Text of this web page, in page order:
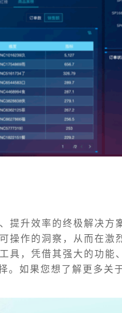
提升效率的终极解决方
操作的洞察，从而在激
，凭借其强大的功能
如果您想了解更多关